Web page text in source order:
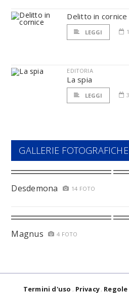
Delitto in cornice
LEGGI
EDITORIA
La spia
LEGGI
GALLERIE FOTOGRAFICHE
Desdemona 14 FOTO
Magnus 4 FOTO
Termini d'uso Privacy Regole